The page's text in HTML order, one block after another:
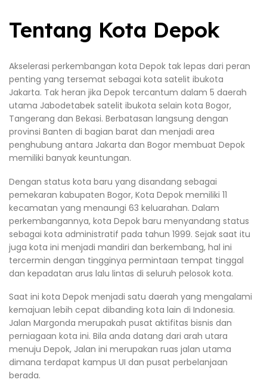
Tentang Kota Depok
Akselerasi perkembangan kota Depok tak lepas dari peran
penting yang tersemat sebagai kota satelit ibukota
Jakarta. Tak heran jika Depok tercantum dalam 5 daerah
utama Jabodetabek satelit ibukota selain kota Bogor,
Tangerang dan Bekasi. Berbatasan langsung dengan
provinsi Banten di bagian barat dan menjadi area
penghubung antara Jakarta dan Bogor membuat Depok
memiliki banyak keuntungan.
Dengan status kota baru yang disandang sebagai
pemekaran kabupaten Bogor, Kota Depok memiliki 11
kecamatan yang menaungi 63 keluarahan. Dalam
perkembangannya, kota Depok baru menyandang status
sebagai kota administratif pada tahun 1999. Sejak saat itu
juga kota ini menjadi mandiri dan berkembang, hal ini
tercermin dengan tingginya permintaan tempat tinggal
dan kepadatan arus lalu lintas di seluruh pelosok kota.
Saat ini kota Depok menjadi satu daerah yang mengalami
kemajuan lebih cepat dibanding kota lain di Indonesia.
Jalan Margonda merupakah pusat aktifitas bisnis dan
perniagaan kota ini. Bila anda datang dari arah utara
menuju Depok, Jalan ini merupakan ruas jalan utama
dimana terdapat kampus UI dan pusat perbelanjaan
berada.